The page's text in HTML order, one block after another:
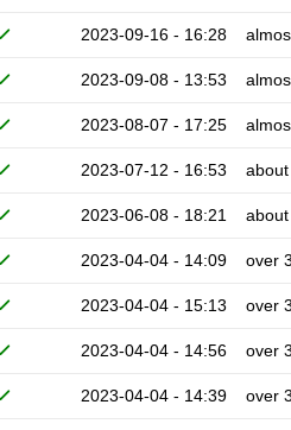
2023-09-16 - 16:28
2023-09-08 - 13:53
2023-08-07 - 17:25
2023-07-12 - 16:53
2023-06-08 - 18:21
2023-04-04 - 14:09 over
2023-04-04 - 15:13 over
2023-04-04 - 14:56 over
2023-04-04 - 14:39 over